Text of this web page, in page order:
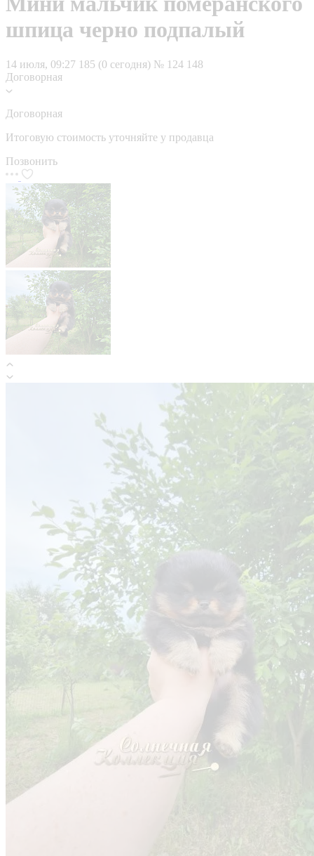
шпица черно подпалый
14 июля, 09:27 185 (0 сегодня) № 124 148
Договорная
Договорная
Итоговую стоимость уточняйте у продавца
Позвонить